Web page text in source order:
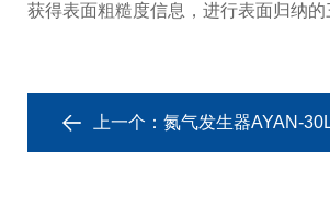
获得表面粗糙度信息，进行表面归纳
上一个： 氮气发生器AYAN-